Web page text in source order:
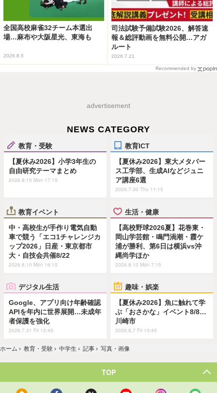
全国高校麻雀32チーム本選出
場…麻布や大阪星光、東海も
2026.8.5
司法試験予備試験2026、解答速
報＆総評動画を無料公開…アガ
ルート
2026.7.21
Recommended by
advertisement
NEWS CATEGORY
教育・受験
【夏休み2026】小学3年生の
自由研究テーマまとめ
2026.8.10 Mon 17:15
教育ICT
【夏休み2026】東大メタバー
ス工学部、生成AIなどジュニ
ア講座6選
2026.7.30 Thu 11:15
教育イベント
中・高校生が手作り電気自動
車で競う「エコ1チャレンジカ
ップ2026」日産・東京都市
大・自技会共催8/22
2026.8.10 Mon 16:15
生活・健康
【高校野球2026夏】花巻東・
岡山学芸館・鳴門渦潮・霞ケ
浦が勝利、第6日は横浜vs沖
縄尚学ほか
2026.8.10 Mon 7:15
デジタル生活
Google、アプリ向け年齢確認
APIを年内に世界展開…未成年
者保護を強化
2026.7.31 Fri 13:45
趣味・娯楽
【夏休み2026】魚に触れて学
ぶ「おさかな」イベント8/8…
川崎市
2026.8.7 Fri 10:45
ホーム › 教育・受験 › 中学生 › 記事 › 写真・画像
TOP